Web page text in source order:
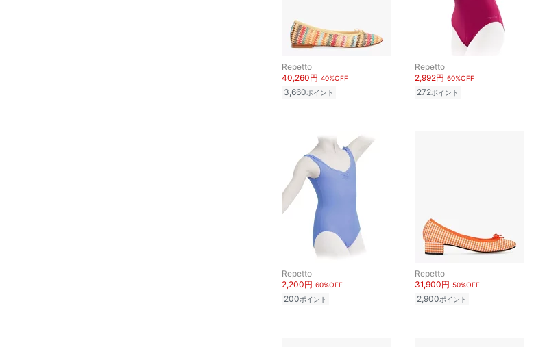
Repetto
40,260円 40%OFF
3,660ポイント
Repetto
2,992円 60%OFF
272ポイント
Repetto
2,200円 60%OFF
200ポイント
Repetto
31,900円 50%OFF
2,900ポイント